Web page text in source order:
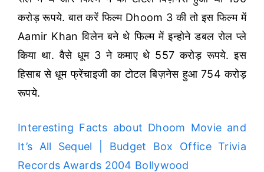
करोड़ रूपये. बात करें फिल्म Dhoom 3 की तो इस फिल्म में
Aamir Khan विलेन बने थे फिल्म में इन्होने डबल रोल प्ले
किया था. वैसे धूम 3 ने कमाए थे 557 करोड़ रूपये. इस
हिसाब से धूम फ्रेंचाइजी का टोटल बिज़नेस हुआ 754 करोड़
रूपये.
Interesting Facts about Dhoom Movie and
It’s All Sequel | Budget Box Office Trivia
Records Awards 2004 Bollywood